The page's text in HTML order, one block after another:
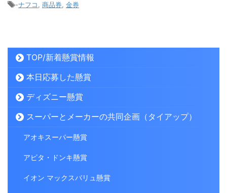
-ナフコ 商品券 金券
TOP/新着懸賞情報
本日応募した懸賞
ディズニー懸賞
スーパーとメーカーの共同企画（タイアップ）
アオキスーパー懸賞
アピタ・ドンキ懸賞
イオン マックスバリュ懸賞